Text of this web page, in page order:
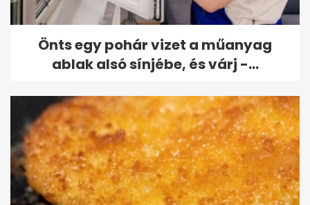
Önts egy pohár vizet a műanyag
ablak alsó sínjébe, és várj -...